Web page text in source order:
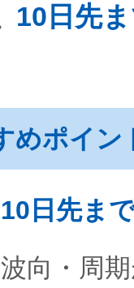
10日先
めポイン
10日先ま
向・周